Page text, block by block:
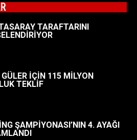
TARAFTARINI
İÇİN 115 MİLYON
TEKLİF
ŞAMPİYONASI’NIN 4. AYAĞI